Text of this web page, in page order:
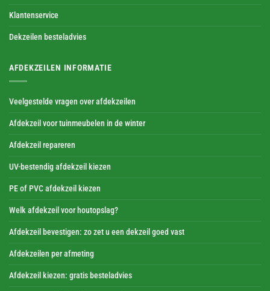
Klantenservice
Dekzeilen besteladvies
AFDEKZEILEN INFORMATIE
Veelgestelde vragen over afdekzeilen
Afdekzeil voor tuinmeubelen in de winter
Afdekzeil repareren
UV-bestendig afdekzeil kiezen
PE of PVC afdekzeil kiezen
Welk afdekzeil voor houtopslag?
Afdekzeil bevestigen: zo zet u een dekzeil goed vast
Afdekzeilen per afmeting
Afdekzeil kiezen: gratis besteladvies